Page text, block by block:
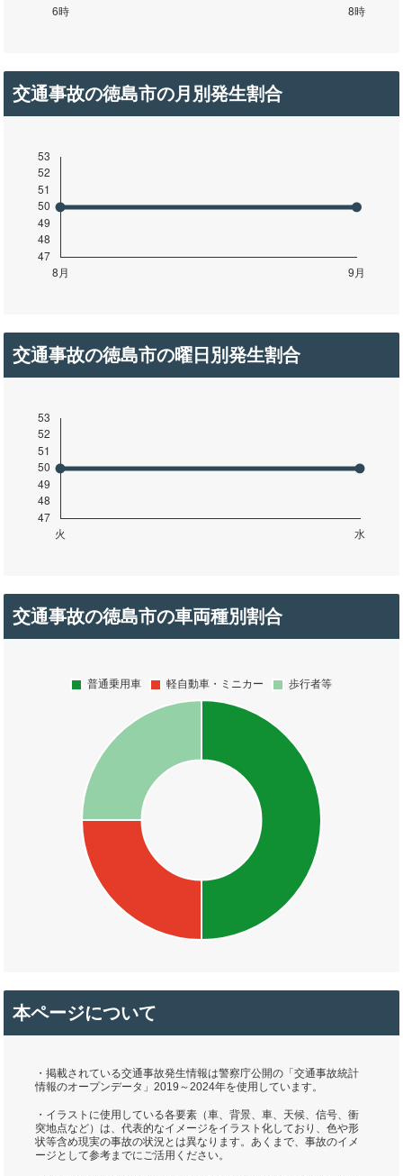
交通事故の徳島市の月別発生割合
交通事故の徳島市の曜日別発生割合
交通事故の徳島市の車両種別割合
本ページについて
・掲載されている交通事故発生情報は警察庁公開の「交通事故統計
情報のオープンデータ」2019～2024年を使用しています。
・イラストに使用している各要素（車、背景、車、天候、信号、衝
突地点など）は、代表的なイメージをイラスト化しており、色や形
状等含め現実の事故の状況とは異なります。あくまで、事故のイメ
ージとして参考までにご活用ください。